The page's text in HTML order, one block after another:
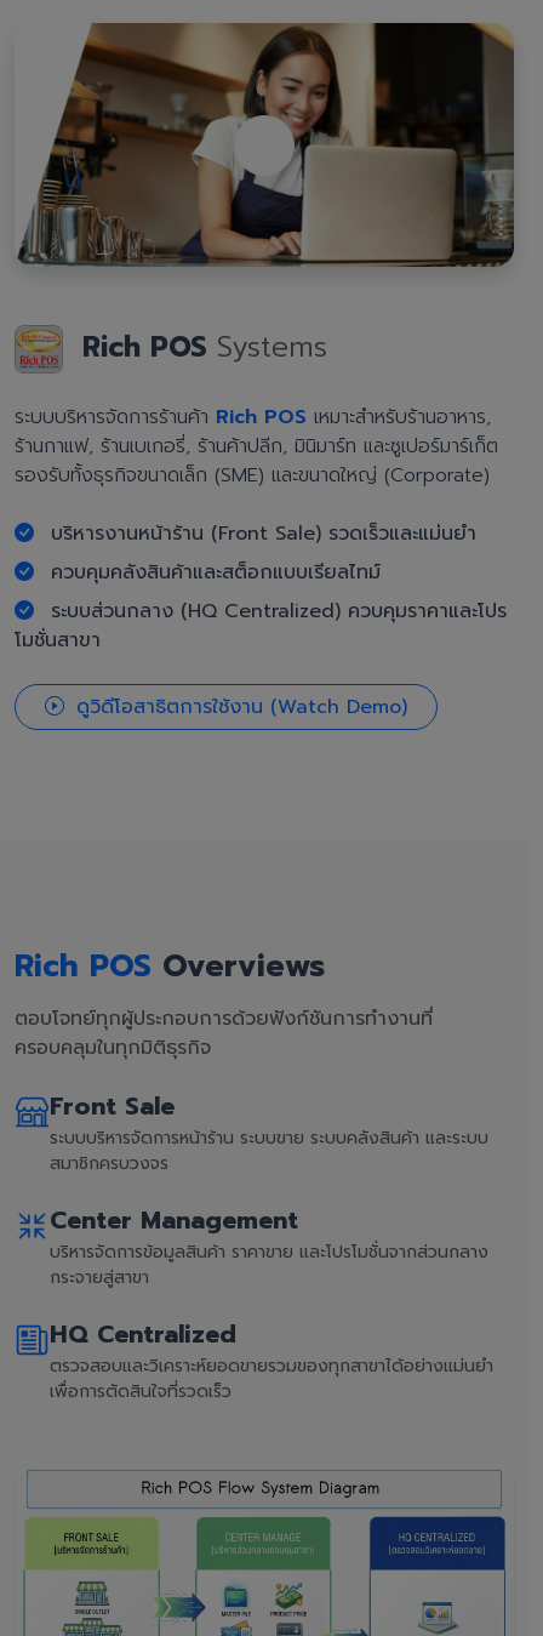
Rich POS Systems
ระบบบริหารจัดการร้านค้า Rich POS เหมาะสำหรับร้านอาหาร,
ร้านกาแฟ, ร้านเบเกอรี่, ร้านค้าปลีก, มินิมาร์ท และซูเปอร์มาร์เก็ต
รองรับทั้งธุรกิจขนาดเล็ก (SME) และขนาดใหญ่ (Corporate)
บริหารงานหน้าร้าน (Front Sale) รวดเร็วและแม่นยำ
ควบคุมคลังสินค้าและสต็อกแบบเรียลไทม์
ระบบส่วนกลาง (HQ Centralized) ควบคุมราคาและโปร
โมชั่นสาขา
ดูวิดีโอสาธิตการใช้งาน (Watch Demo)
Rich POS Overviews
ตอบโจทย์ทุกผู้ประกอบการด้วยฟังก์ชันการทำงานที่
ครอบคลุมในทุกมิติธุรกิจ
Front Sale
ระบบบริหารจัดการหน้าร้าน ระบบขาย ระบบคลังสินค้า และระบบ
สมาชิกครบวงจร
Center Management
บริหารจัดการข้อมูลสินค้า ราคาขาย และโปรโมชั่นจากส่วนกลาง
กระจายสู่สาขา
HQ Centralized
ตรวจสอบและวิเคราะห์ยอดขายรวมของทุกสาขาได้อย่างแม่นยำ
เพื่อการตัดสินใจที่รวดเร็ว